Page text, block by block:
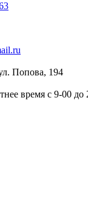
Попова, 194
время с 9-00